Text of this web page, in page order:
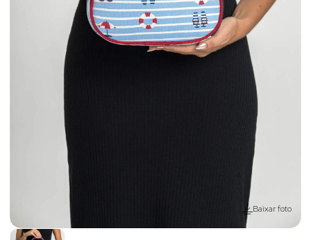
Baixar foto